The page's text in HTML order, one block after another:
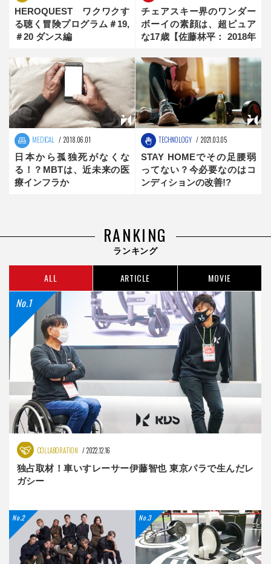
HEROQUEST ワクワクす
る聴く冒険プログラム＃19,
＃20 ダンス編
チェアスキー界のワンダー
ボーイの素顔は、超ピュア
な17歳【佐藤林平： 2018年
手】
MEDICAL 2018.06.01
日本から孤独死がなくな
る！？MBTは、近未来の医
療インフラか
TECHNOLOGY 2021.03.05
STAY HOMEでその足腰弱
ってない？今必要なのはコ
ンディションの改善!?
RANKING
ランキング
ALL ARTICLE MOVIE
COLLABORATION 2022.12.16
独占取材！車いすレーサー伊藤智也 東京パラで生んだレ
ガシー